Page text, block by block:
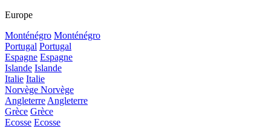
Europe
Monténégro Monténégro
Portugal Portugal
Espagne Espagne
Islande Islande
Italie Italie
Norvège Norvège
Angleterre Angleterre
Grèce Grèce
Ecosse Ecosse